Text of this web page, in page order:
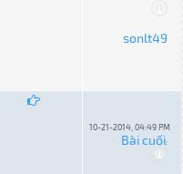
sonlt49
10-21-2014, 04:49 PM
Bài cuối: